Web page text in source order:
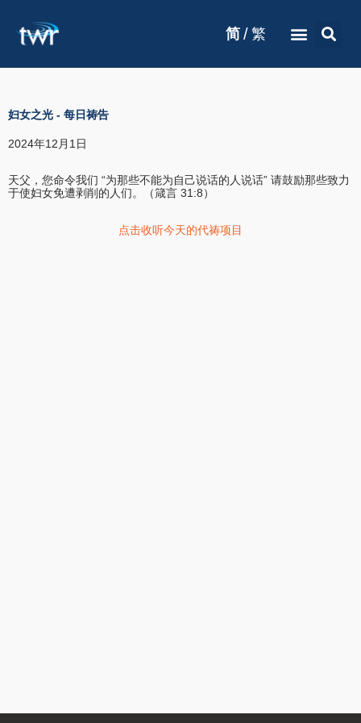
简 / 繁
妇女之光 - 每日祷告
2024年12月1日
天父，您命令我们 “为那些不能为自己说话的人说话” 请鼓励那些致力
于使妇女免遭剥削的人们。（箴言 31:8）
点击收听今天的代祷项目